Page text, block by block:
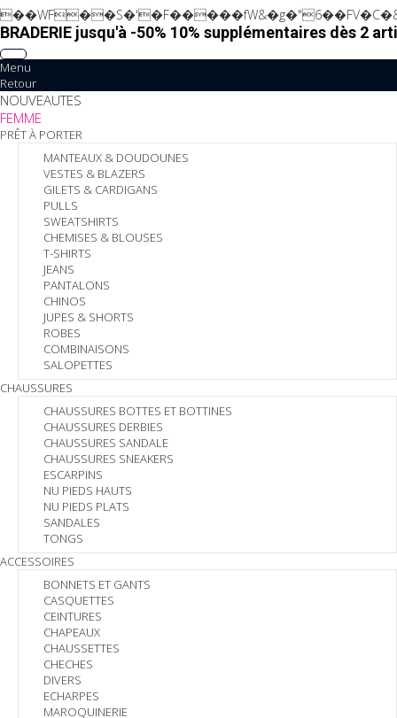
BRADERIE jusqu'à -50% 10% supplémentaires dès 2
Menu
Retour
NOUVEAUTES
FEMME
PRÊT À PORTER
MANTEAUX & DOUDOUNES
VESTES & BLAZERS
GILETS & CARDIGANS
PULLS
SWEATSHIRTS
CHEMISES & BLOUSES
T-SHIRTS
JEANS
PANTALONS
CHINOS
JUPES & SHORTS
ROBES
COMBINAISONS
SALOPETTES
CHAUSSURES
CHAUSSURES BOTTES ET BOTTINES
CHAUSSURES DERBIES
CHAUSSURES SANDALE
CHAUSSURES SNEAKERS
ESCARPINS
NU PIEDS HAUTS
NU PIEDS PLATS
SANDALES
TONGS
ACCESSOIRES
BONNETS ET GANTS
CASQUETTES
CEINTURES
CHAPEAUX
CHAUSSETTES
CHECHES
DIVERS
ECHARPES
MAROQUINERIE